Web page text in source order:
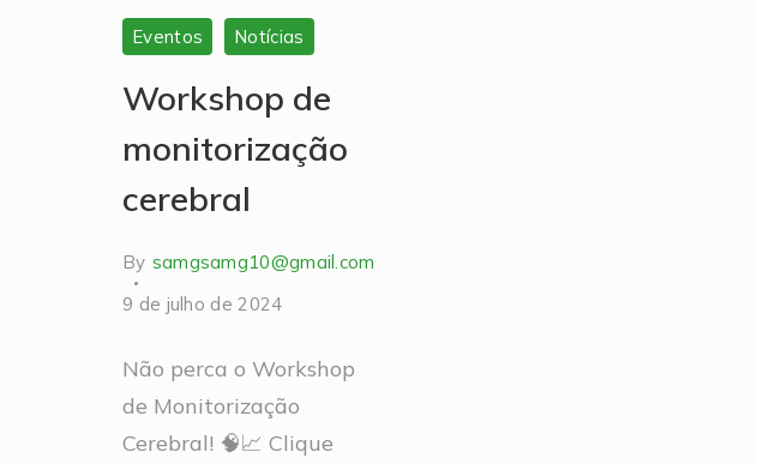
Eventos Notícias
Workshop de
monitorização
cerebral
By samgsamg10@gmail.com
9 de julho de 2024
Não perca o Workshop
de Monitorização
Cerebral! 🧠📈 Clique